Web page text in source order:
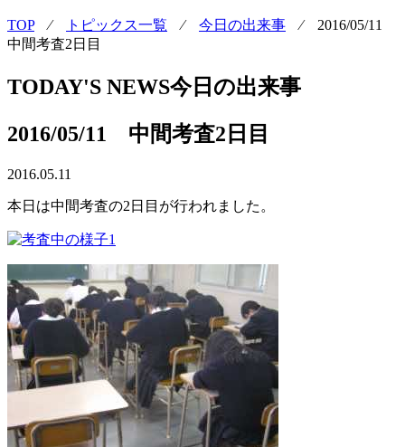
TOP⁄ トピックス一覧 ⁄ 今日の出来事 ⁄ 2016/05/11
中間考査2日目
TODAY'S NEWS今日の出来事
2016/05/11 中間考査2日目
2016.05.11
本日は中間考査の2日目が行われました。